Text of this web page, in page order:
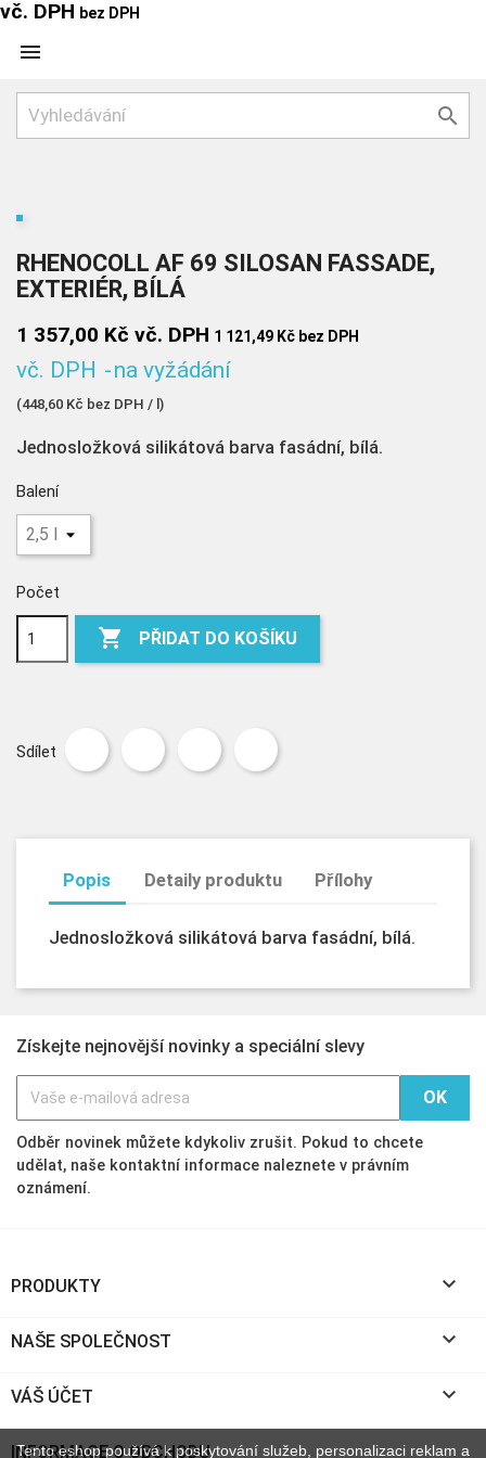
vč. DPH bez DPH


RHENOCOLL AF 69 SILOSAN FASSADE,
EXTERIÉR, BÍLÁ
1 357,00 Kč vč. DPH 1 121,49 Kč bez DPH
vč. DPH na vyžádání
(448,60 Kč bez DPH / l)
Jednosložková silikátová barva fasádní, bílá.
Balení
Počet
 PŘIDAT DO KOŠÍKU
Sdílet
Popis Detaily produktu Přílohy
Jednosložková silikátová barva fasádní, bílá.
Získejte nejnovější novinky a speciální slevy
Odběr novinek můžete kdykoliv zrušit. Pokud to chcete
udělat, naše kontaktní informace naleznete v právním
oznámení.
PRODUKTY 
NAŠE SPOLEČNOST 
VÁŠ ÚČET 
INFORMACE O OBCHODU
Tento eshop používá k poskytování služeb, personalizaci reklam a